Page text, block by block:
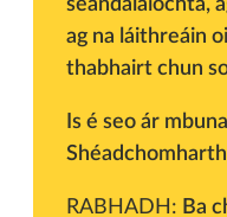
seandálaíochta,
ag na láithreáin
thabhairt chun
Is é seo ár
RABHADH: Ba